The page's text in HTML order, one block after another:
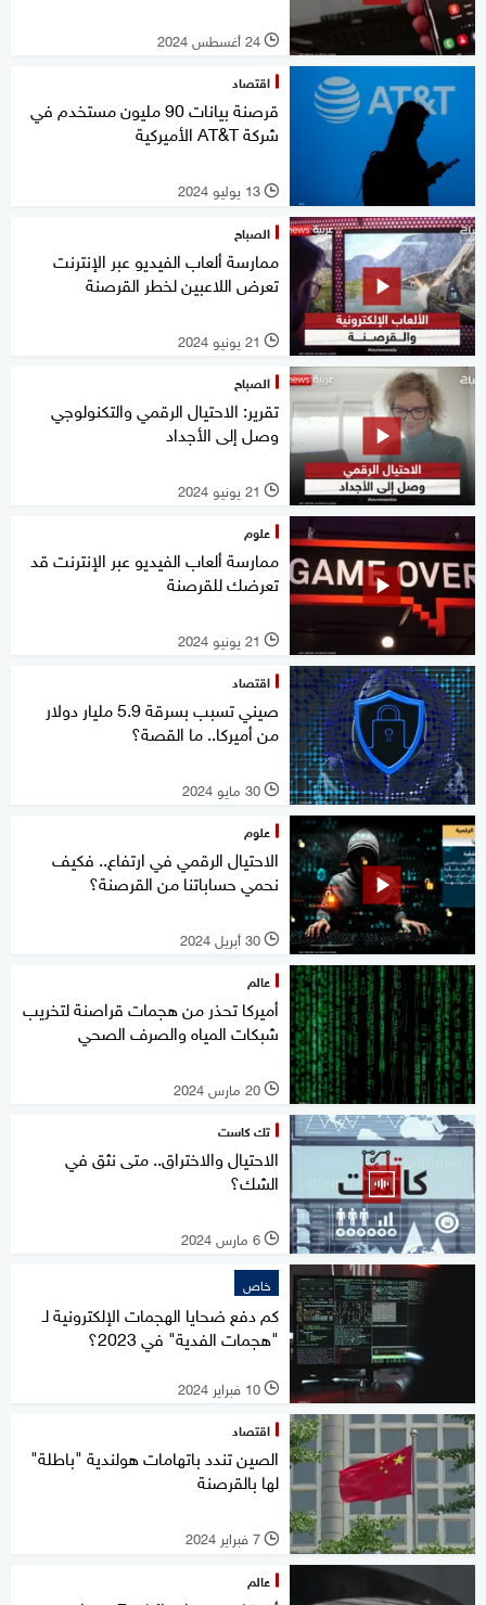
l 24 أغسطس 2024
اقتصاد
قرصنة بيانات 90 مليون مستخدم في
شركة AT&T الأميركية
l 13 يوليو 2024
الصباح
ممارسة ألعاب الفيديو عبر الإنترنت
تعرض اللاعبين لخطر القرصنة
l 21 يونيو 2024
الصباح
تقرير: الاحتيال الرقمي والتكنولوجي
وصل إلى الأجداد
l 21 يونيو 2024
علوم
ممارسة ألعاب الفيديو عبر الإنترنت قد
تعرضك للقرصنة
l 21 يونيو 2024
اقتصاد
صيني تسبب بسرقة 5.9 مليار دولار
من أميركا.. ما القصة؟
l 30 مايو 2024
علوم
الاحتيال الرقمي في ارتفاع.. فكيف
نحمي حساباتنا من القرصنة؟
l 30 أبريل 2024
عالم
أميركا تحذر من هجمات قراصنة لتخريب
شبكات المياه والصرف الصحي
l 20 مارس 2024
تك كاست
الاحتيال والاختراق.. متى نثق في
الشك؟
l 6 مارس 2024
خاص
كم دفع ضحايا الهجمات الإلكترونية لـ
"هجمات الفدية" في 2023؟
l 10 فبراير 2024
اقتصاد
الصين تندد باتهامات هولندية "باطلة"
لها بالقرصنة
l 7 فبراير 2024
عالم